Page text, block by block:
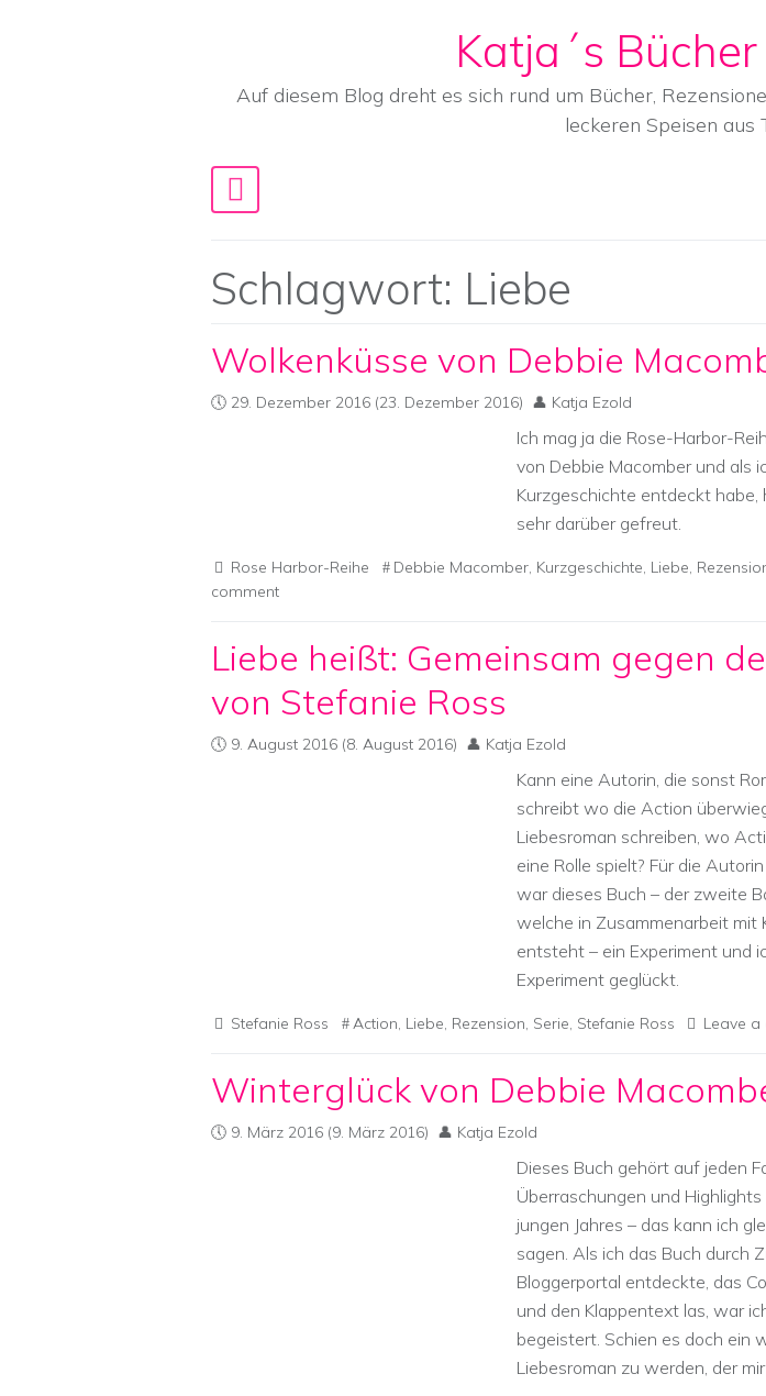
Katja´s
Auf diesem Blog dreht es sich rund um Bücher,
leckeren Speisen aus
Main Navigation
Schlagwort: Liebe
Wolkenküsse von Debbie
29. Dezember 2016 (23. Dezember 2016) Katja Ezold
Ich mag ja die Rose-Harbor-
von Debbie Macomber und als
Kurzgeschichte entdeckt habe,
sehr darüber gefreut.
Rose Harbor-Reihe Debbie Macomber, Kurzgeschichte, Liebe,
comment
Liebe heißt: Gemeinsam gegen
von Stefanie Ross
9. August 2016 (8. August 2016) Katja Ezold
Kann eine Autorin, die sonst
schreibt wo die Action
Liebesroman schreiben, wo
eine Rolle spielt? Für die
war dieses Buch – der zweite
welche in Zusammenarbeit mit
entsteht – ein Experiment und
Experiment geglückt.
Stefanie Ross Action, Liebe, Rezension, Serie, Stefanie Ross Leave
Winterglück von Debbie
9. März 2016 (9. März 2016) Katja Ezold
Dieses Buch gehört auf jeden
Überraschungen und
jungen Jahres – das kann ich
sagen. Als ich das Buch durch
Bloggerportal entdeckte, das
und den Klappentext las, war
begeistert. Schien es doch ein
Liebesroman zu werden, der